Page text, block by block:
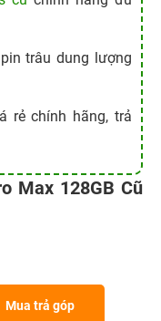
pin trâu dung lượng
rẻ chính hãng, trả
Max 128GB Cũ
Mua trả góp